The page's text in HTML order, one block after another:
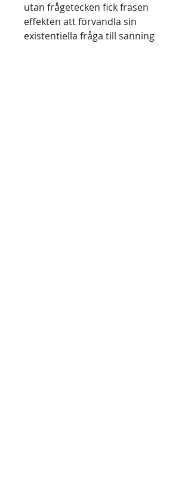
utan frågetecken fick frasen
effekten att förvandla sin
existentiella fråga till sanning